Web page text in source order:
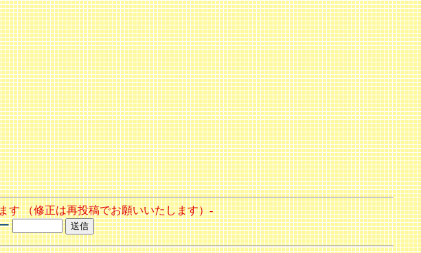
す （修正は再投稿でお願いいたします）-